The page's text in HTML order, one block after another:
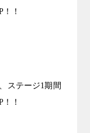
！
ステージ1期間
！